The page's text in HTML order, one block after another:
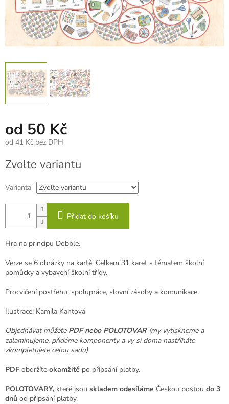
od 50 Kč
od 41 Kč bez DPH
cena:
Zvolte variantu
Varianta
Přidat do košíku
Hra na principu Dobble.
Verze se 6 obrázky na kartě. Celkem 31 karet s tématem školní
pomůcky a vybavení školní třídy.
Procvičení postřehu, spolupráce, slovní zásoby a komunikace.
Ilustrace: Kamila Kantová
Objednávat můžete PDF nebo POLOTOVAR (my vytiskneme a
zalaminujeme, přidáme komponenty a vy si doma nastříháte
zkompletujete celou sadu)
PDF obdržíte okamžitě po připsání platby.
POLOTOVARY, které jsou skladem odesíláme Českou poštou do 3
dnů od připsání platby.